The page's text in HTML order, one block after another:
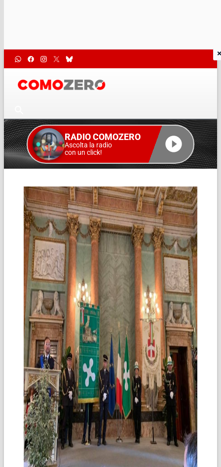
RADIO COMOZERO
Ascolta la radio
con un click!